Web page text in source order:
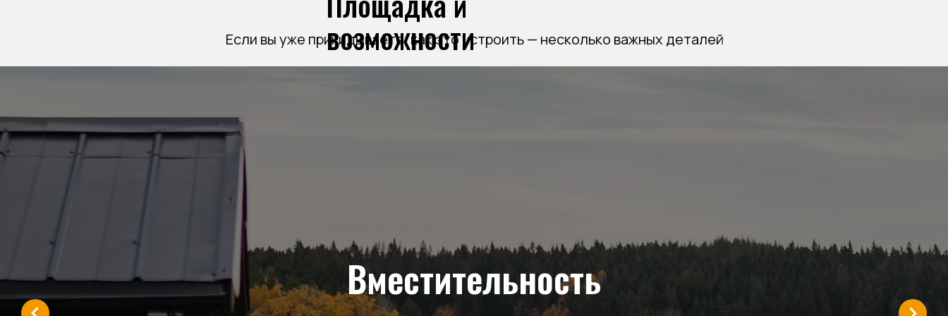
возможности
Если вы уже прикидываете, как это устроить — несколько важных деталей
Вместительность